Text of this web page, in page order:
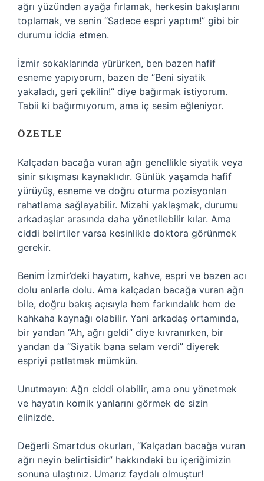
ağrı yüzünden ayağa fırlamak, herkesin bakışlarını
toplamak, ve senin “Sadece espri yaptım!” gibi bir
durumu iddia etmen.
İzmir sokaklarında yürürken, ben bazen hafif
esneme yapıyorum, bazen de “Beni siyatik
yakaladı, geri çekilin!” diye bağırmak istiyorum.
Tabii ki bağırmıyorum, ama iç sesim eğleniyor.
ÖZETLE
Kalçadan bacağa vuran ağrı genellikle siyatik veya
sinir sıkışması kaynaklıdır. Günlük yaşamda hafif
yürüyüş, esneme ve doğru oturma pozisyonları
rahatlama sağlayabilir. Mizahi yaklaşmak, durumu
arkadaşlar arasında daha yönetilebilir kılar. Ama
ciddi belirtiler varsa kesinlikle doktora görünmek
gerekir.
Benim İzmir’deki hayatım, kahve, espri ve bazen acı
dolu anlarla dolu. Ama kalçadan bacağa vuran ağrı
bile, doğru bakış açısıyla hem farkındalık hem de
kahkaha kaynağı olabilir. Yani arkadaş ortamında,
bir yandan “Ah, ağrı geldi” diye kıvranırken, bir
yandan da “Siyatik bana selam verdi” diyerek
espriyi patlatmak mümkün.
Unutmayın: Ağrı ciddi olabilir, ama onu yönetmek
ve hayatın komik yanlarını görmek de sizin
elinizde.
Değerli Smartdus okurları, “Kalçadan bacağa vuran
ağrı neyin belirtisidir” hakkındaki bu içeriğimizin
sonuna ulaştınız. Umarız faydalı olmuştur!